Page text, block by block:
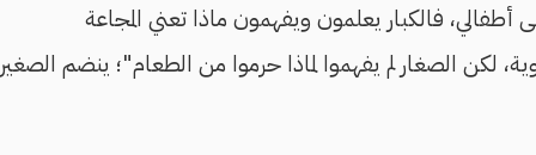
أطفالي، فالكبار يعلمون ويفهمون ماذا تعني المجاعة
لكن الصغار لم يفهموا لماذا حرموا من الطعام"؛ ينضم الصغير